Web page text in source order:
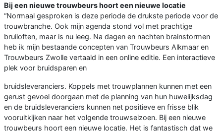
Bij een nieuwe trouwbeurs hoort een nieuwe locatie
“Normaal gesproken is deze periode de drukste periode voor de
trouwbranche. Ook mijn agenda stond vol met prachtige
bruiloften, maar is nu leeg. Na dagen en nachten brainstormen
heb ik mijn bestaande concepten van Trouwbeurs Alkmaar en
Trouwbeurs Zwolle vertaald in een online editie. Een interactieve
plek voor bruidsparen en
bruidsleveranciers. Koppels met trouwplannen kunnen met een
gerust gevoel doorgaan met de planning van hun huwelijksdag
en de bruidsleveranciers kunnen net positieve en frisse blik
vooruitkijken naar het volgende trouwseizoen. Bij een nieuwe
trouwbeurs hoort een nieuwe locatie. Het is fantastisch dat we